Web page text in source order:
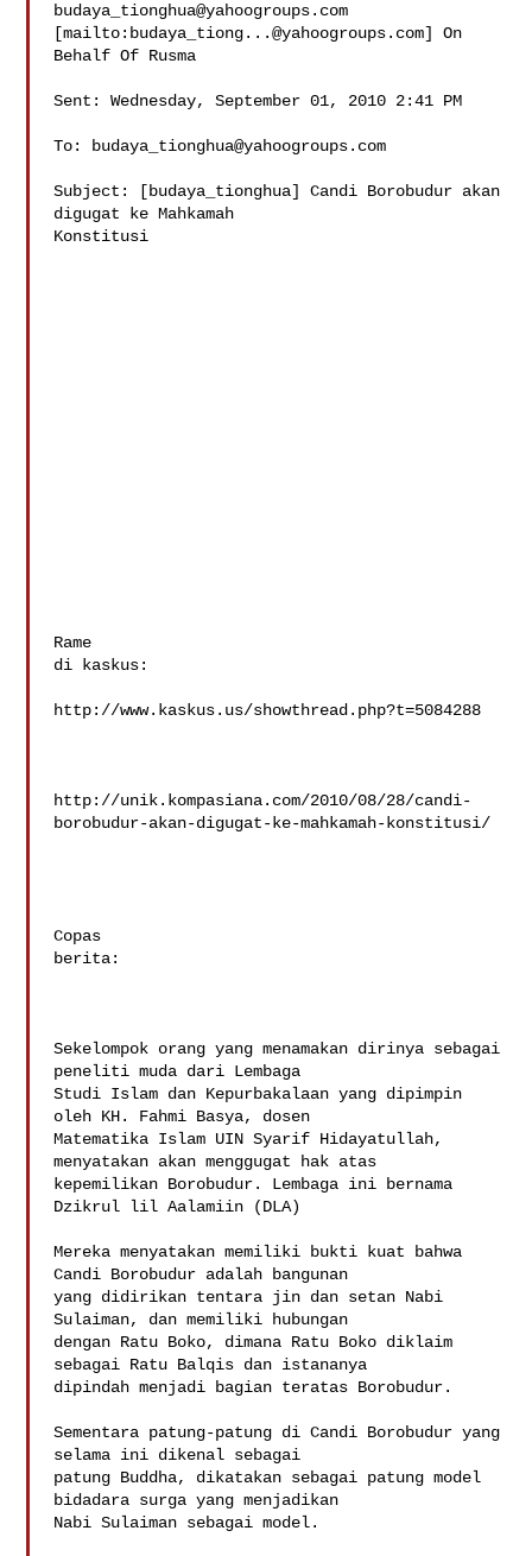
budaya_tionghua@yahoogroups.com
[mailto: budaya_tiong...@yahoogroups.com] On
Behalf Of Rusma
Sent: Wednesday, September 01, 2010 2:41 PM
To: budaya_tionghua@yahoogroups.com
Subject: [budaya_tionghua] Candi Borobudur akan
digugat ke Mahkamah
Konstitusi
Rame
di kaskus:
http://www.kaskus.us/showthread.php?t=5084288
http://unik.kompasiana.com/2010/08/28/candi-
borobudur-akan-digugat-ke-mahkamah-konstitusi/
Copas
berita:
Sekelompok orang yang menamakan dirinya sebagai
peneliti muda dari Lembaga
Studi Islam dan Kepurbakalaan yang dipimpin
oleh KH. Fahmi Basya, dosen
Matematika Islam UIN Syarif Hidayatullah,
menyatakan akan menggugat hak atas
kepemilikan Borobudur. Lembaga ini bernama
Dzikrul lil Aalamiin (DLA)
Mereka menyatakan memiliki bukti kuat bahwa
Candi Borobudur adalah bangunan
yang didirikan tentara jin dan setan Nabi
Sulaiman, dan memiliki hubungan
dengan Ratu Boko, dimana Ratu Boko diklaim
sebagai Ratu Balqis dan istananya
dipindah menjadi bagian teratas Borobudur.
Sementara patung-patung di Candi Borobudur yang
selama ini dikenal sebagai
patung Buddha, dikatakan sebagai patung model
bidadara surga yang menjadikan
Nabi Sulaiman sebagai model.